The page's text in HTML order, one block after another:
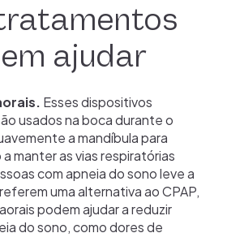
ajudar
Esses dispositivos
usados na boca durante o
a mandíbula para
manter as vias respiratórias
com apneia do sono leve a
uma alternativa ao CPAP,
podem ajudar a reduzir
do sono, como dores de